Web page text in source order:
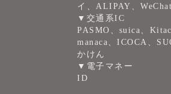
イ、ALIPAY、
▼交通系IC
PASMO、suica、
manaca、ICOCA、
かけん
▼電子マネー
ID